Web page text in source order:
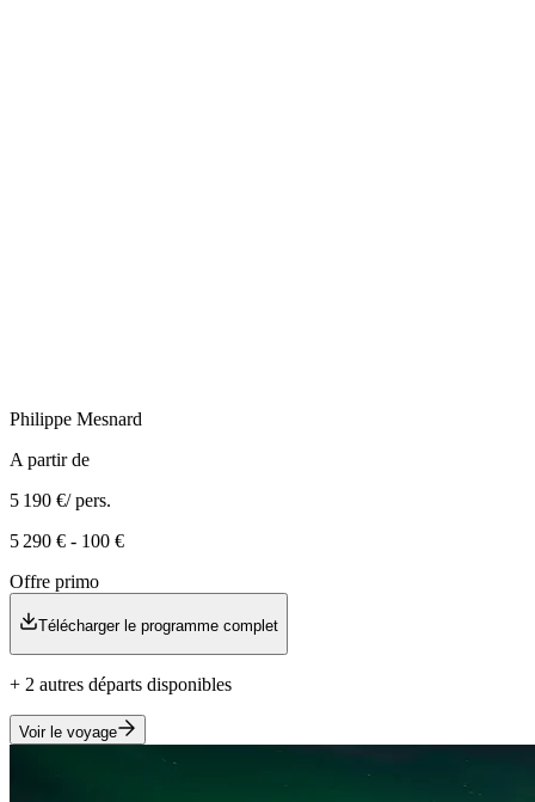
Philippe Mesnard
A partir de
5 190 €/ pers.
5 290 € - 100 €
Offre primo
Télécharger le programme complet
+ 2 autres départs disponibles
Voir le voyage